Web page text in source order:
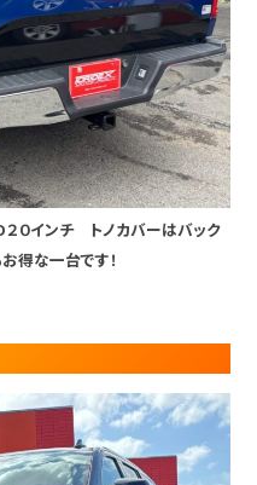
０インチ トノカバーはバック
得な一台です！